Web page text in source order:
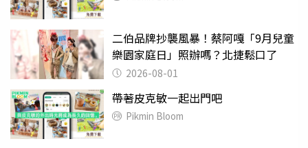
二伯品牌抄襲風暴！蔡阿嘎「9月兒童
樂園家庭日」照辦嗎？北捷鬆口了
2026-08-01
帶著皮克敏一起出門吧
Pikmin Bloom